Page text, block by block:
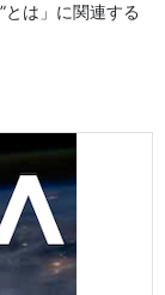
とは」に関連する